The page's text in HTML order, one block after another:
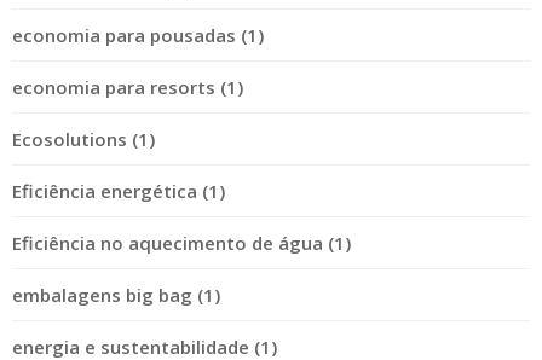
economia para pousadas (1)
economia para resorts (1)
Ecosolutions (1)
Eficiência energética (1)
Eficiência no aquecimento de água (1)
embalagens big bag (1)
energia e sustentabilidade (1)